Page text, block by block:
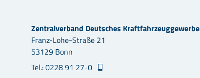
Zentralverband Deutsches Kraftfahrzeuggewerbe
Franz-Lohe-Straße 21
53129 Bonn
Tel.: 0228 91 27-0